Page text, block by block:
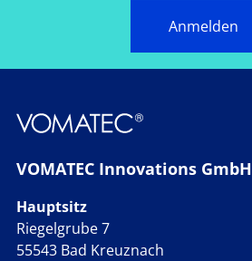
Anmelden
VOMATEC Innovations GmbH
Hauptsitz
Riegelgrube 7
55543 Bad Kreuznach